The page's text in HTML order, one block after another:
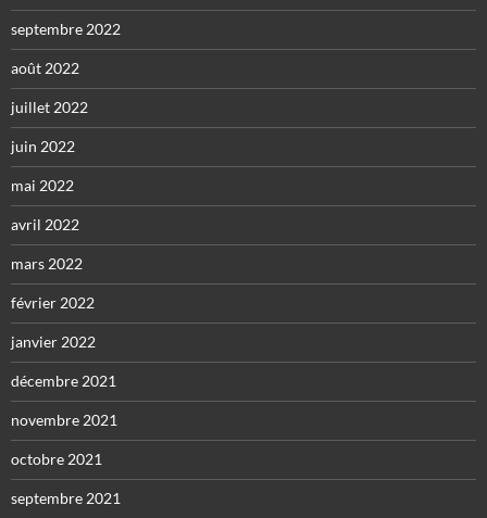
septembre 2022
août 2022
juillet 2022
juin 2022
mai 2022
avril 2022
mars 2022
février 2022
janvier 2022
décembre 2021
novembre 2021
octobre 2021
septembre 2021